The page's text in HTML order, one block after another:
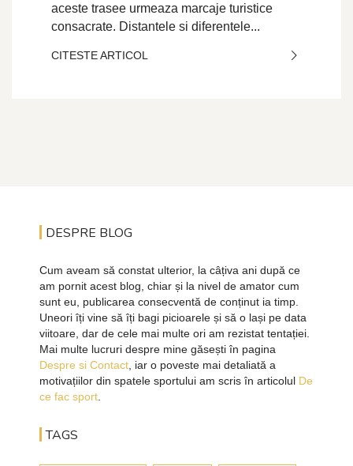
aceste trasee urmeaza marcaje turistice
consacrate. Distantele si diferentele...
CITESTE ARTICOL
DESPRE BLOG
Cum aveam să constat ulterior, la câțiva ani după ce
am pornit acest blog, chiar și la nivel de amator cum
sunt eu, publicarea consecventă de conținut ia timp.
Uneori îți vine să îți bagi picioarele și să o lași pe data
viitoare, dar de cele mai multe ori am rezistat tentației.
Mai multe lucruri despre mine găsești în pagina
Despre si Contact , iar o poveste mai detaliată a
motivațiilor din spatele sportului am scris în articolul De
ce fac sport
TAGS